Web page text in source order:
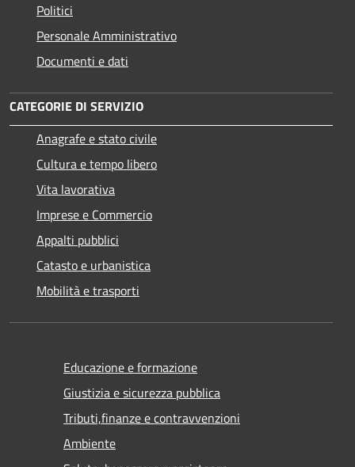
Politici
Personale Amministrativo
Documenti e dati
CATEGORIE DI SERVIZIO
Anagrafe e stato civile
Cultura e tempo libero
Vita lavorativa
Imprese e Commercio
Appalti pubblici
Catasto e urbanistica
Mobilità e trasporti
Educazione e formazione
Giustizia e sicurezza pubblica
Tributi,finanze e contravvenzioni
Ambiente